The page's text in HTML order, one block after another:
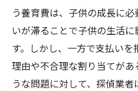
う養育費は、子供の成長に
いが滞ることで子供の生活
す。しかし、一方で支払い
理由や不合理な割り当てが
うな問題に対して、探偵業